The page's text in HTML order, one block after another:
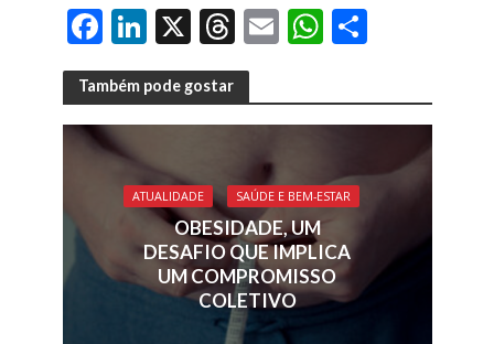
F
ac
e
b
o
Li
n
k
e
dI
n
X T
h
re
a
d
s
E
ai
l
W
at
s
A
p
p
S
ar
e
Também pode gostar
ATUALIDADE SAÚDE E BEM-ESTAR
OBESIDADE, UM
DESAFIO QUE IMPLICA
UM COMPROMISSO
COLETIVO